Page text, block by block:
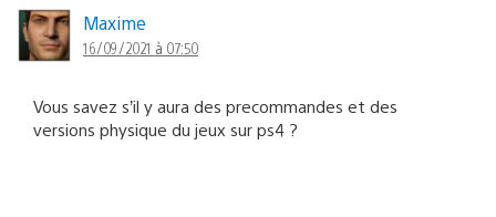
Maxime
16/09/2021 à 07:50
Vous savez s’il y aura des precommandes et des
versions physique du jeux sur ps4 ?